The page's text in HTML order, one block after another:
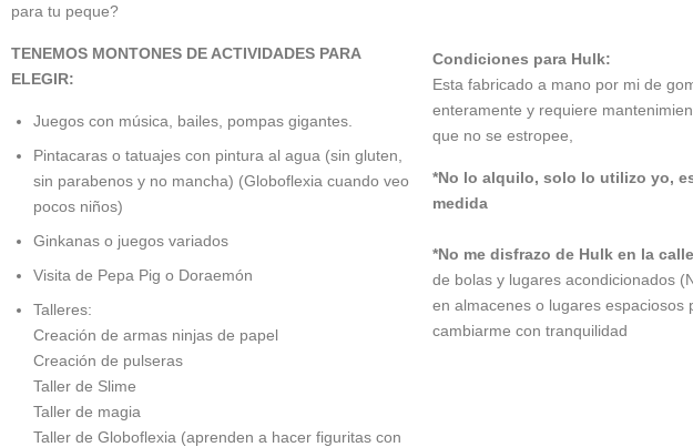
para tu peque?
TENEMOS MONTONES DE ACTIVIDADES PARA
ELEGIR:
Juegos con música, bailes, pompas gigantes.
Pintacaras o tatuajes con pintura al agua (sin gluten,
sin parabenos y no mancha) (Globoflexia cuando veo
pocos niños)
Ginkanas o juegos variados
Visita de Pepa Pig o Doraemón
Talleres:
Creación de armas ninjas de papel
Creación de pulseras
Taller de Slime
Taller de magia
Taller de Globoflexia (aprenden a hacer figuritas con
Condiciones para Hulk:
Esta fabricado a mano por mi de
enteramente y requiere
que no se estropee,
*No lo alquilo, solo lo utilizo yo,
medida
*No me disfrazo de Hulk en la calle
de bolas y lugares acondicionados
en almacenes o lugares espaciosos
cambiarme con tranquilidad